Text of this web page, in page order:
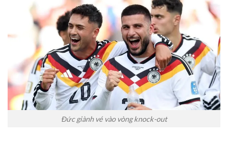
Đức giành vé vào vòng knock-out